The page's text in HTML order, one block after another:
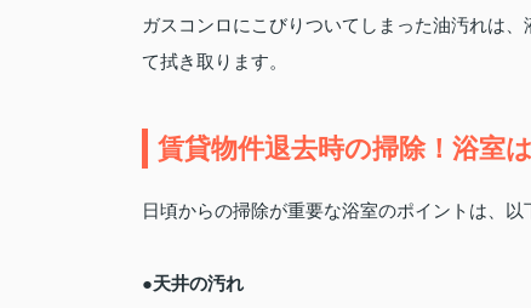
ガスコンロにこびりついてしまった油汚れは
て拭き取ります。
賃貸物件退去時の掃除！浴室
日頃からの掃除が重要な浴室のポイントは、以
●天井の汚れ